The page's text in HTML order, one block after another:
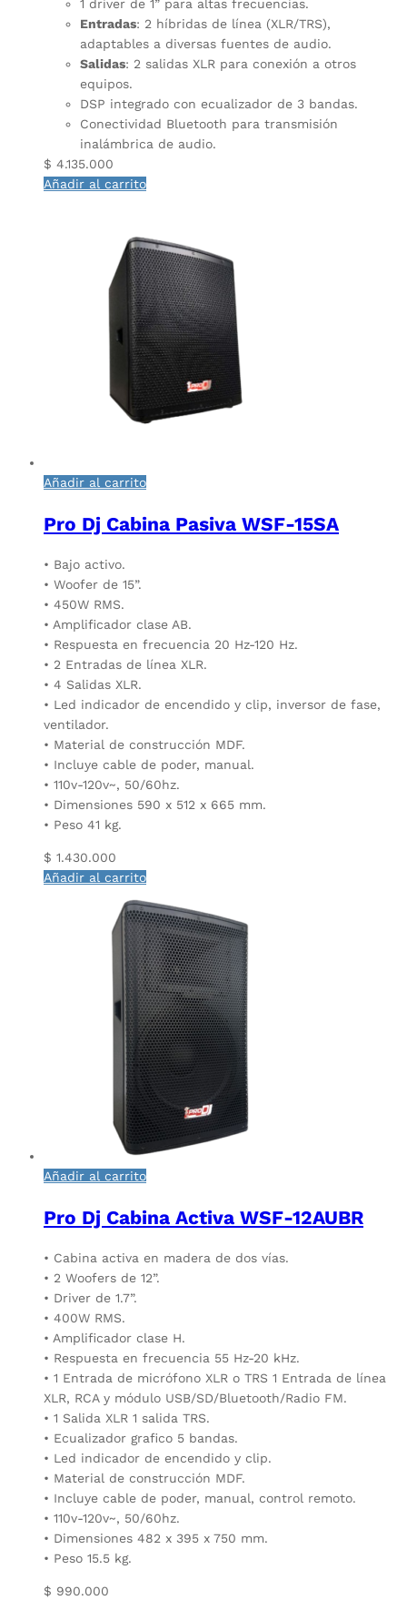
1 driver de 1” para altas frecuencias.
Entradas: 2 híbridas de línea (XLR/TRS),
adaptables a diversas fuentes de audio.
Salidas: 2 salidas XLR para conexión a otros
equipos.
DSP integrado con ecualizador de 3 bandas.
Conectividad Bluetooth para transmisión
inalámbrica de audio.
$ 4.135.000
Añadir al carrito
Añadir al carrito
Pro Dj Cabina Pasiva WSF-15SA
• Bajo activo.
• Woofer de 15”.
• 450W RMS.
• Amplificador clase AB.
• Respuesta en frecuencia 20 Hz-120 Hz.
• 2 Entradas de línea XLR.
• 4 Salidas XLR.
• Led indicador de encendido y clip, inversor de fase,
ventilador.
• Material de construcción MDF.
• Incluye cable de poder, manual.
• 110v-120v~, 50/60hz.
• Dimensiones 590 x 512 x 665 mm.
• Peso 41 kg.
$ 1.430.000
Añadir al carrito
Añadir al carrito
Pro Dj Cabina Activa WSF-12AUBR
• Cabina activa en madera de dos vías.
• 2 Woofers de 12”.
• Driver de 1.7”.
• 400W RMS.
• Amplificador clase H.
• Respuesta en frecuencia 55 Hz-20 kHz.
• 1 Entrada de micrófono XLR o TRS 1 Entrada de línea
XLR, RCA y módulo USB/SD/Bluetooth/Radio FM.
• 1 Salida XLR 1 salida TRS.
• Ecualizador grafico 5 bandas.
• Led indicador de encendido y clip.
• Material de construcción MDF.
• Incluye cable de poder, manual, control remoto.
• 110v-120v~, 50/60hz.
• Dimensiones 482 x 395 x 750 mm.
• Peso 15.5 kg.
$ 990.000